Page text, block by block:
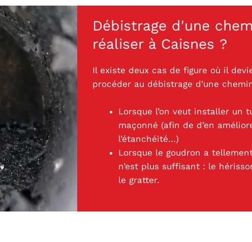
Débistrage d'une
réaliser à Caisnes ?
Il existe deux cas de figure où il
procéder au débistrage d’une
Lorsque l’on veut installer un
maçonné (afin de d’en
l’étanchéité…)
Lorsque le goudron a
n’est plus suffisant : le
le gratter.